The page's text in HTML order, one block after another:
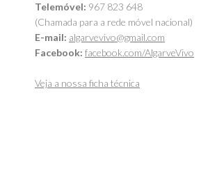
Telemóvel: 967 823 648
(Chamada para a rede móvel nacional)
E-mail: algarvevivo@gmail.com
Facebook: facebook.com/AlgarveVivo
Veja a nossa ficha técnica